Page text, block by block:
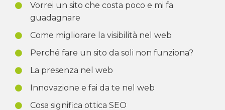
Vorrei un sito che costa poco e mi fa
guadagnare
Come migliorare la visibilità nel web
Perché fare un sito da soli non funziona?
La presenza nel web
Innovazione e fai da te nel web
Cosa significa ottica SEO